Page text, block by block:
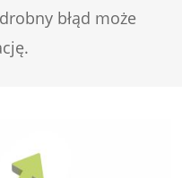
błąd może